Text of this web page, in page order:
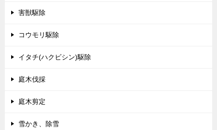
害獣駆除
コウモリ駆除
イタチ(ハクビシン)駆除
庭木伐採
庭木剪定
雪かき、除雪